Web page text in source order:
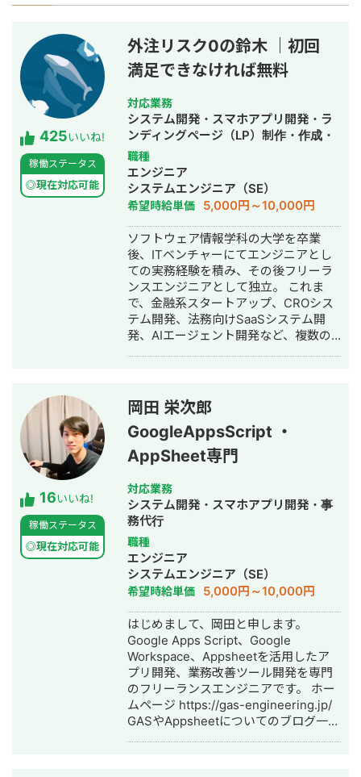
425いいね!
稼働ステータス
◎現在対応可能
外注リスク0の鈴木 ｜初回
満足できなければ無料
対応業務
システム開発・スマホアプリ開発・ラ
ンディングページ（LP）制作・作成・
ECサイト構築・ネットショップ作成代
行・SEO対策・新規事業立上・SNS運
用代行・記事作成代行・ライティン
グ・翻訳・ホームページ制作・作成・
バナー制作・デザイン・ロゴデザイ
ン・作成・イラスト制作・動画制作・
動画編集・AI活用
職種
エンジニア
システムエンジニア（SE）
希望時給単価 5,000円～10,000円
ソフトウェア情報学科の大学を卒業
後、ITベンチャーにてエンジニアとし
ての実務経験を積み、その後フリーラ
ンスエンジニアとして独立。 これま
で、金融系スタートアップ、CROシス
テム開発、法務向けSaaSシステム開
発、AIエージェント開発など、複数の
得意としており、要件定義、設計、実
装、本番リリース、運用改善まで一貫
して対応しています。 特に、仕様が複
雑な業務システムや、要件がまだ固ま
りきっていない新規開発において、事
業目的を整理しながら、正確にスピー
ド感を持って形にしていくことを強み
としています。 いまはスタートアップ
案件にてAIエージェント開発にも携わ
っており、AI活用した業務効率化、新
機能開発、既存プロダクトへのAI機能
の組み込みなどにも対応しています。
単純に言われたものを作るだけではな
く、事業として使える形に落とし込む
ことを重視し、開発の初期段階からリ
リース後の運用まで伴走しています。
16いいね!
稼働ステータス
◎現在対応可能
岡田 栄次郎
GoogleAppsScript ・
AppSheet専門
対応業務
システム開発・スマホアプリ開発・事
務代行
職種
エンジニア
システムエンジニア（SE）
希望時給単価 5,000円～10,000円
はじめまして、岡田と申します。
Google Apps Script、Google
Workspace、Appsheetを活用したア
プリ開発、業務改善ツール開発を専門
のフリーランスエンジニアです。 ホー
ムページ https://gas-engineering.jp/
GASやAppsheetについてのブログ一覧